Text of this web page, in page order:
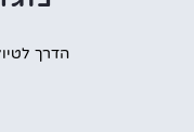
הדרך